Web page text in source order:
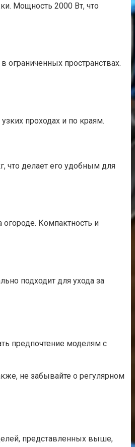
Мощность 2000 Вт, что
ограниченных пространствах.
проходах и по краям.
что делает его удобным для
Компактность и
подходит для ухода за
предпочтение моделям с
не забывайте о регулярном
представленных выше,